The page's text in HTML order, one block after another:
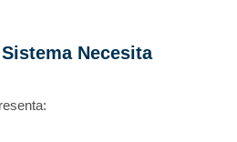
Necesita